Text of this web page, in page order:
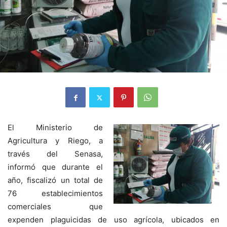
El Ministerio de
Agricultura y Riego, a
través del Senasa,
informó que durante el
año, fiscalizó un total de
76 establecimientos
comerciales que
expenden plaguicidas de uso agrícola, ubicados en